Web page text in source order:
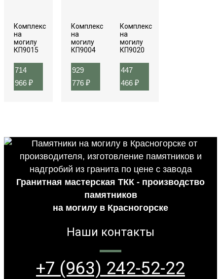
Комплекс
на
могилу
КП9015
714
966 ₽
Комплекс
на
могилу
КП9004
929
776 ₽
Комплекс
на
могилу
КП9020
447
466 ₽
Гранитная мастерская ТКК - производство
памятников
на могилу в Красногорске
Наши контакты
+7 (963) 242-52-22